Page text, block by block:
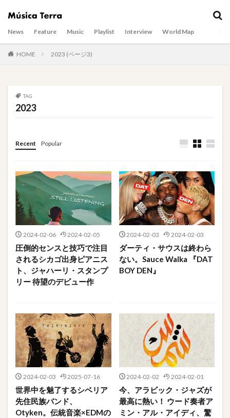
News Feature Music Playlist Interview World Map
HOME 2023 (ページ3)
TAG
2023
Recent Popular
2024-02-06 2024-02-05
圧倒的センスと技巧で注目
されるシカゴ出身ピアニス
ト、ジャハーリ・スタンプ
リー 待望のデビュー作
2024-02-03 2024-02-03
ダーティ・サウスは終わら
ない。Sauce Walka 『DAT
BOY DEN』
2024-02-03 2025-07-16
世界中を魅了するシベリア
先住民族バンド、
Otyken。伝統音楽×EDMの
2024-02-02 2024-02-01
今、アラビック・ジャズが
最高に熱い！ ウード奏者ア
ミン・アル・アイディ、驚